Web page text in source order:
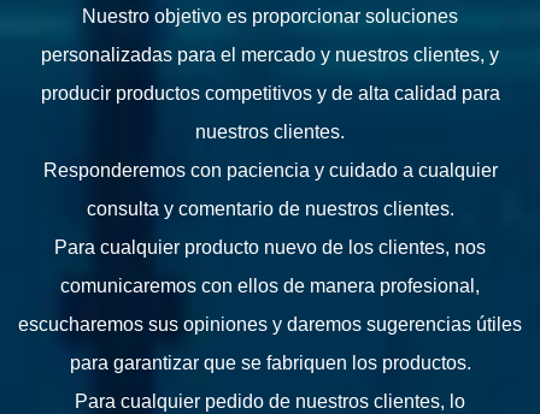
Nuestro objetivo es proporcionar soluciones
personalizadas para el mercado y nuestros clientes, y
producir productos competitivos y de alta calidad para
nuestros clientes.
Responderemos con paciencia y cuidado a cualquier
consulta y comentario de nuestros clientes.
Para cualquier producto nuevo de los clientes, nos
comunicaremos con ellos de manera profesional,
escucharemos sus opiniones y daremos sugerencias útiles
para garantizar que se fabriquen los productos.
Para cualquier pedido de nuestros clientes, lo